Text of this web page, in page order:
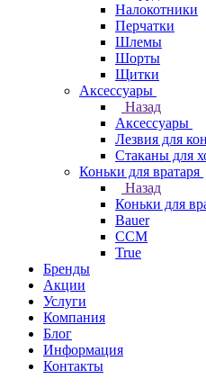
Налокотники
Перчатки
Шлемы
Шорты
Щитки
Аксессуары
Назад
Аксессуары
Лезвия для
Стаканы для
Коньки для вратаря
Назад
Коньки для
Bauer
CCM
True
Бренды
Акции
Услуги
Компания
Блог
Информация
Контакты